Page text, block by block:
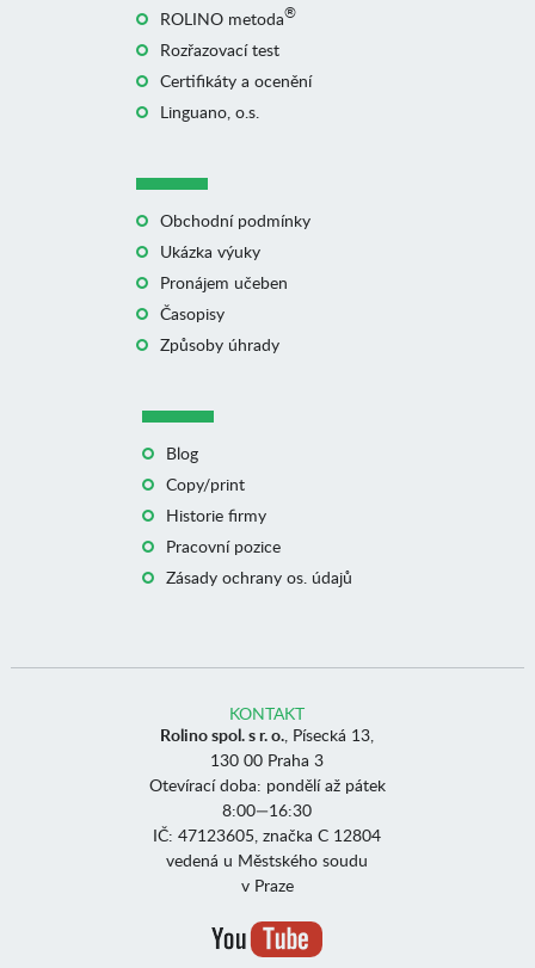
ROLINO metoda®
Rozřazovací test
Certifikáty a ocenění
Linguano, o.s.
Obchodní podmínky
Ukázka výuky
Pronájem učeben
Časopisy
Způsoby úhrady
Blog
Copy/print
Historie firmy
Pracovní pozice
Zásady ochrany os. údajů
KONTAKT
Rolino spol. s r. o., Písecká 13,
130 00 Praha 3
Otevírací doba: pondělí až pátek
8:00—16:30
IČ: 47123605, značka C 12804
vedená u Městského soudu
v Praze